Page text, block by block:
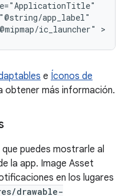
ic_launcher"
e Íconos de
obtener más información.
puedes mostrarle al
la app. Image Asset
en los lugares
drawable-